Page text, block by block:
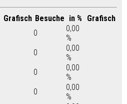
Grafisch Besuche in %
Grafisch
0
0,00
%
0
0,00
%
0
0,00
%
0
0,00
%